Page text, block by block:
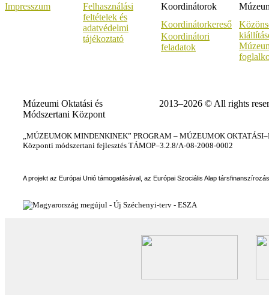
Impresszum
Felhasználási
feltételek és
adatvédelmi
tájékoztató
Koordinátorok
Koordinátorkereső
Koordinátori
feladatok
Múzeumi Oktatási és
Módszertani Központ
2013–2026 © All rights
„MÚZEUMOK MINDENKINEK” PROGRAM – MÚZEUMOK
Központi módszertani fejlesztés TÁMOP–3.2.8/A-08-2008-0002
A projekt az Európai Unió támogatásával, az Európai Szociális Alap